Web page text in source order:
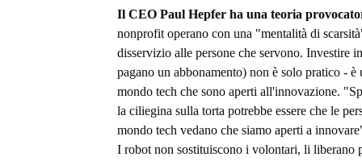
Il CEO Paul Hepfer ha una teoria
nonprofit operano con una "mentalità di
disservizio alle persone che servono. Investire
pagano un abbonamento) non è solo pratico - è
mondo tech che sono aperti all'innovazione.
la ciliegina sulla torta potrebbe essere che le
mondo tech vedano che siamo aperti a
I robot non sostituiscono i volontari, li liberano